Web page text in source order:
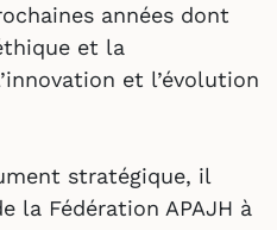
années dont
et la
et l’évolution
stratégique, il
la Fédération APAJH à